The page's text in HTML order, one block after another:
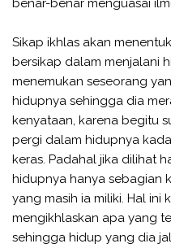
benar-benar menguasai
Sikap ikhlas akan
bersikap dalam menjalani
menemukan seseorang
hidupnya sehingga dia
kenyataan, karena begitu
pergi dalam hidupnya
keras. Padahal jika dilihat
hidupnya hanya sebagian
yang masih ia miliki. Hal ini
mengikhlaskan apa yang
sehingga hidup yang dia